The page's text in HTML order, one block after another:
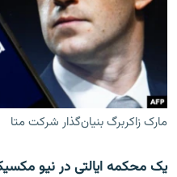
مارک زاکربرگ بنیان‌گذار شرکت متا
یک محکمه ایالتی در نیو